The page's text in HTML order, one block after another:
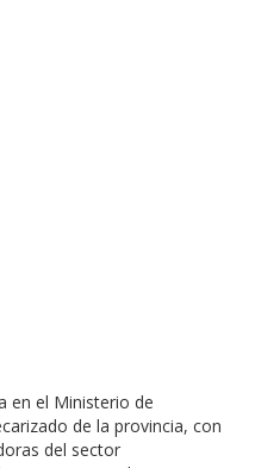
en el Ministerio de
de la provincia, con
del sector